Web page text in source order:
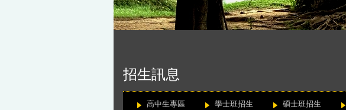
招生訊息
高中生專區 學士班招生 碩士班招生